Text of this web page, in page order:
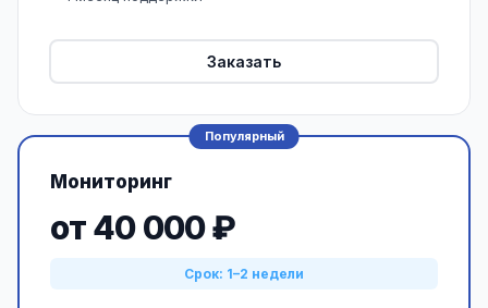
Заказать
Популярный
Мониторинг
от 40 000 ₽
Срок: 1–2 недели